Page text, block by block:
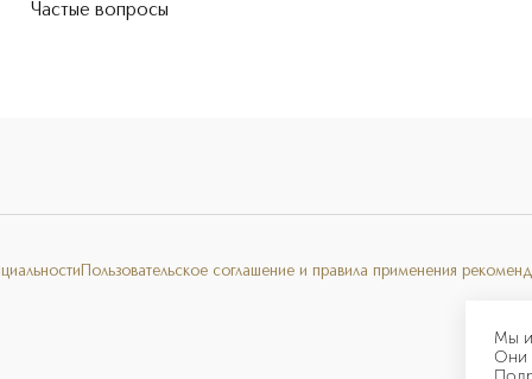
Мы
Они
Частые вопросы
Пользовательское соглашение и правила применения